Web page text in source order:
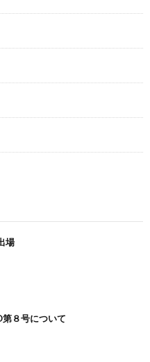
場
第８号について